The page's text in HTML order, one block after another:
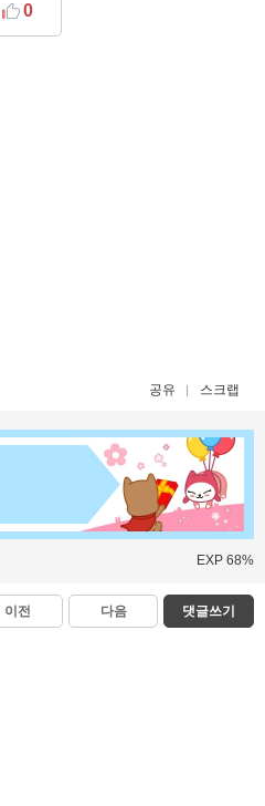
0
공유 스크랩
EXP 68%
이전 다음 댓글쓰기